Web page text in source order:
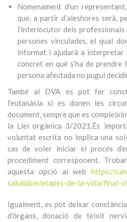
Nomenament d’un
que, a partir d’aleshores serà,
l’interlocutor dels
persones vinculades, el qual
informat i ajudarà a interpretar
concret en què s’ha de prendre
persona afectada no pugui
També al DVA es pot fer
l’eutanàsia si es donen les
document, sempre que es
la Llei orgànica 3/2021.És
voluntat escrita no implica una
cas de voler iniciar el procés
procediment corresponent.
aquesta opció al web https://
saludable/etapes-de-la-vida/final-
Igualment, es pot deixar
d’òrgans, donació de teixit